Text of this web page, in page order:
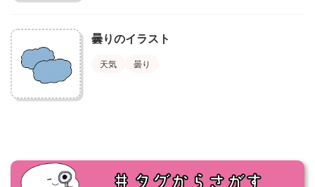
曇りのイラスト
天気 曇り